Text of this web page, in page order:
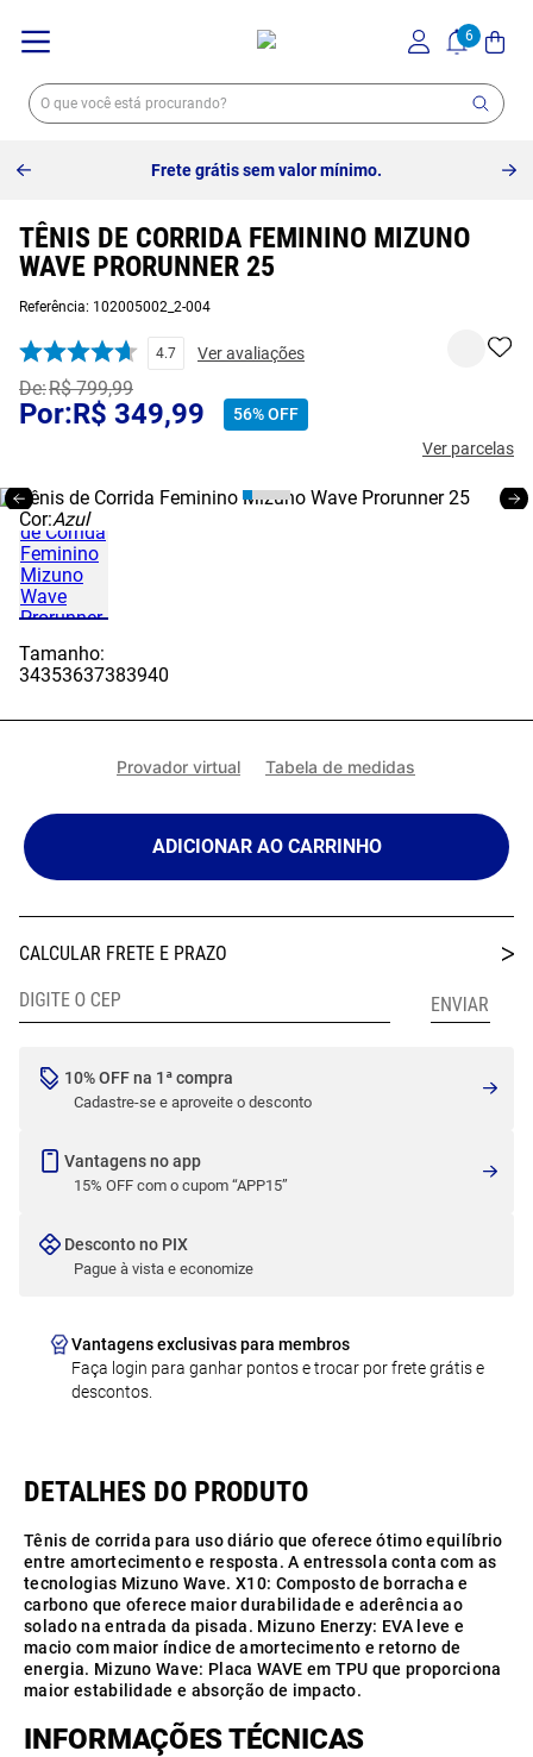
Frete grátis sem valor mínimo.
TÊNIS DE CORRIDA FEMININO MIZUNO
WAVE PRORUNNER 25
Referência: 102005002_2-004
4.7 Ver avaliações
R$ 799,99
R$ 349,99 56%OFF
Ver parcelas
Cor:Azul
Tamanho:
34353637383940
Provador virtual Tabela de medidas
ADICIONAR AO CARRINHO
10% OFF na 1ª compra
Cadastre-se e aproveite o desconto
Vantagens no app
15% OFF com o cupom “APP15”
Desconto no PIX
Pague à vista e economize
Vantagens exclusivas para membros
Faça login para ganhar pontos e trocar por frete grátis e
descontos.
Tênis de corrida para uso diário que oferece ótimo equilíbrio
entre amortecimento e resposta. A entressola conta com as
tecnologias Mizuno Wave. X10: Composto de borracha e
carbono que oferece maior durabilidade e aderência ao
solado na entrada da pisada. Mizuno Enerzy: EVA leve e
macio com maior índice de amortecimento e retorno de
energia. Mizuno Wave: Placa WAVE em TPU que proporciona
maior estabilidade e absorção de impacto.
INFORMAÇÕES TÉCNICAS